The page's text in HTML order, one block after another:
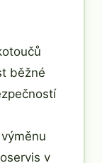
běžné
v